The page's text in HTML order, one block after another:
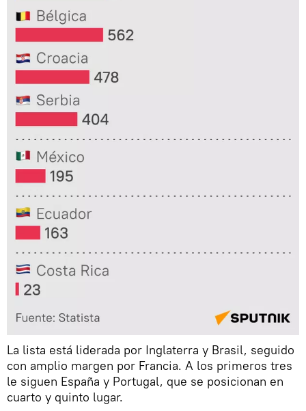
La lista está liderada por Inglaterra y Brasil, seguido
con amplio margen por Francia. A los primeros tres
le siguen España y Portugal, que se posicionan en
cuarto y quinto lugar.